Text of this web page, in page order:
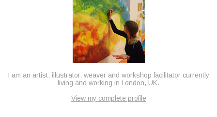
I am an artist, illustrator, weaver and workshop facilitator currently
living and working in London, UK.
View my complete profile